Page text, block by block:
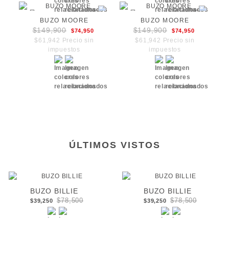
BUZO MOORE
$149,900 $74,950
$61,942 Precio sin
impuestos
BUZO MOORE
$149,900 $74,950
$61,942 Precio sin
impuestos
ÚLTIMOS VISTOS
BUZO BILLIE
$39,250 $78,500
BUZO BILLIE
$39,250 $78,500